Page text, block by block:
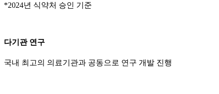
*2024년 식약처 승인 기준
다기관 연구
국내 최고의 의료기관과 공동으로 연구 개발 진행